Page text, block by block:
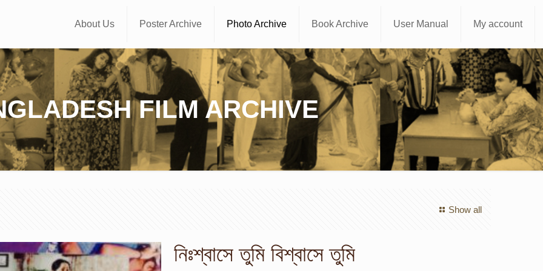
About Us Poster Archive Photo Archive Book Archive User Manual My account
FILM ARCHIVE
Show all
নিঃশ্বাসে তুমি বিশ্বাসে তুমি